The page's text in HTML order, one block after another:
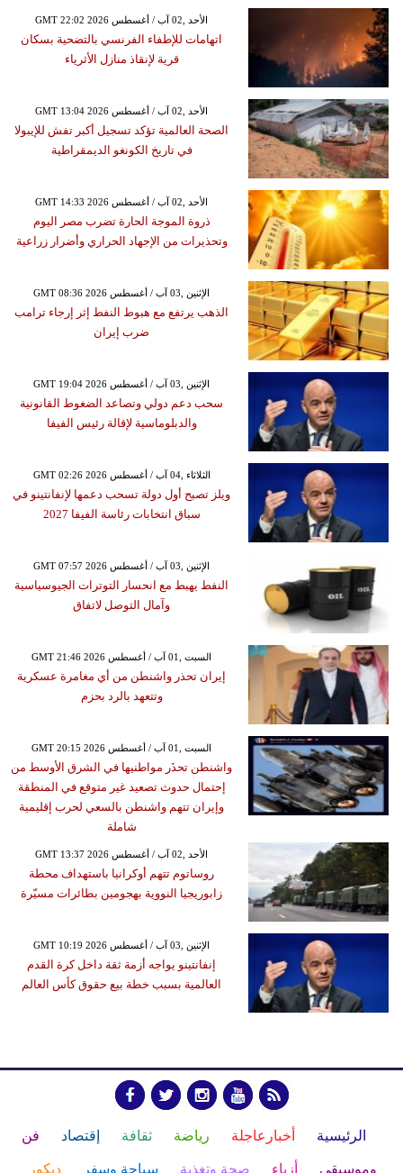
GMT 22:02 2026 الأحد ,02 آب / أغسطس
اتهامات للإطفاء الفرنسي بالتضحية بسكان
قرية لإنقاذ منازل الأثرياء
GMT 13:04 2026 الأحد ,02 آب / أغسطس
الصحة العالمية تؤكد تسجيل أكبر تفش للإيبولا
في تاريخ الكونغو الديمقراطية
GMT 14:33 2026 الأحد ,02 آب / أغسطس
ذروة الموجة الحارة تضرب مصر اليوم
وتحذيرات من الإجهاد الحراري وأضرار زراعية
GMT 08:36 2026 الإثنين ,03 آب / أغسطس
الذهب يرتفع مع هبوط النفط إثر إرجاء ترامب
ضرب إيران
GMT 19:04 2026 الإثنين ,03 آب / أغسطس
سحب دعم دولي وتصاعد الضغوط القانونية
والدبلوماسية لإقالة رئيس الفيفا
GMT 02:26 2026 الثلاثاء ,04 آب / أغسطس
ويلز تصبح أول دولة تسحب دعمها لإنفانتينو في
سباق انتخابات رئاسة الفيفا 2027
GMT 07:57 2026 الإثنين ,03 آب / أغسطس
النفط يهبط مع انحسار التوترات الجيوسياسية
وآمال التوصل لاتفاق
GMT 21:46 2026 السبت ,01 آب / أغسطس
إيران تحذر واشنطن من أي مغامرة عسكرية
وتتعهد بالرد بحزم
GMT 20:15 2026 السبت ,01 آب / أغسطس
واشنطن تحذَر مواطنيها في الشرق الأوسط من
إحتمال حدوث تصعيد غير متوقع في المنطقة
وإيران تتهم واشنطن بالسعي لحرب إقليمية
شاملة
GMT 13:37 2026 الأحد ,02 آب / أغسطس
روساتوم تتهم أوكرانيا باستهداف محطة
زابوريجيا النووية بهجومين بطائرات مسيّرة
GMT 10:19 2026 الإثنين ,03 آب / أغسطس
إنفانتينو يواجه أزمة ثقة داخل كرة القدم
العالمية بسبب خطة بيع حقوق كأس العالم
الرئيسية أخبارعاجلة رياضة ثقافة إقتصاد فن
وموسيقى أزياء صحة وتغذية سياحة وسفر ديكور